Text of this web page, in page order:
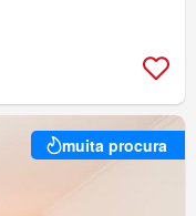
muita procura